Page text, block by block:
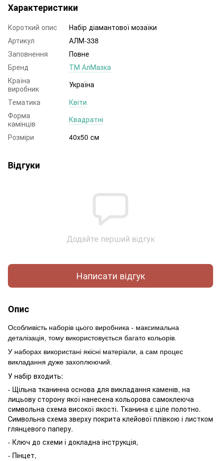
Характеристики
Короткий опис
Набір діамантової мозаїки
Артикул
АЛМ-338
Заповнення
Повне
Бренд
ТМ АлМазка
Країна
виробник
Україна
Тематика
Квіти
Форма
камінців
Квадратні
Розміри
40x50 см
Відгуки
Додайте перший відгук
Написати відгук
Опис
Особливість наборів цього виробника - максимальна
деталізація, тому використовується багато кольорів.
У наборах використані якісні матеріали, а сам процес
викладання дуже захоплюючий.
У набір входить:
- Щільна тканинна основа для викладання каменів, на
лицьову сторону якої нанесена кольорова самоклеюча
символьна схема високої якості. Тканина є ціле полотно.
Символьна схема зверху покрита клейової плівкою і листком
глянцевого паперу.
- Ключ до схеми і докладна інструкція,
- Пінцет,